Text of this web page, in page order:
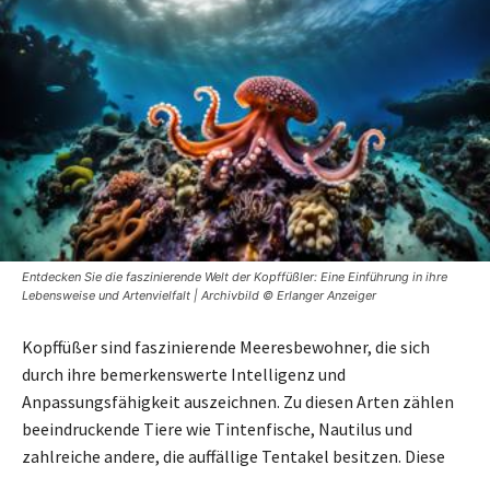
Entdecken Sie die faszinierende Welt der Kopffüßler: Eine Einführung in ihre
Lebensweise und Artenvielfalt | Archivbild © Erlanger Anzeiger
Kopffüßer sind faszinierende Meeresbewohner, die sich
durch ihre bemerkenswerte Intelligenz und
Anpassungsfähigkeit auszeichnen. Zu diesen Arten zählen
beeindruckende Tiere wie Tintenfische, Nautilus und
zahlreiche andere, die auffällige Tentakel besitzen. Diese